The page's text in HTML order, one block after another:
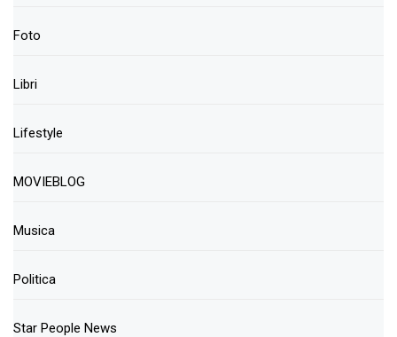
Foto
Libri
Lifestyle
MOVIEBLOG
Musica
Politica
Star People News